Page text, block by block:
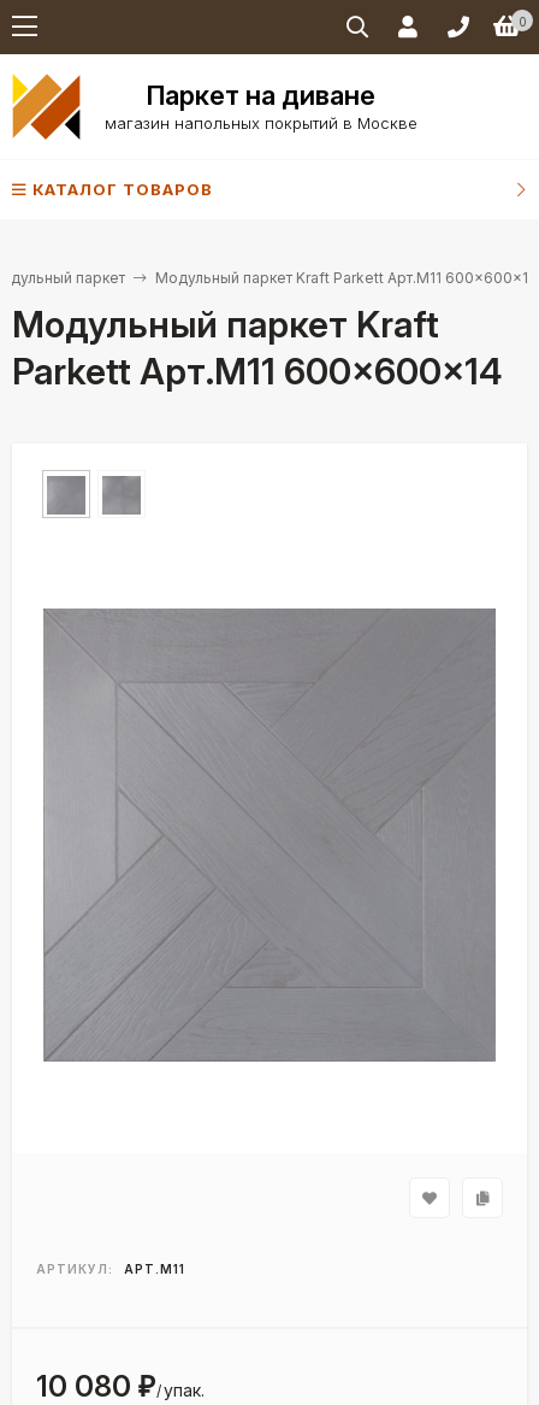
0
Паркет на диване
магазин напольных покрытий в Москве
КАТАЛОГ ТОВАРОВ
паркет Модульный паркет Kraft Parkett Арт.М11 600×600×14
Модульный паркет Kraft
Parkett Арт.М11 600×600×14
АРТИКУЛ: АРТ.М11
10 080 ₽/упак.